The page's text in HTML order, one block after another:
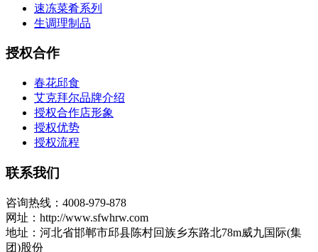
速冻菜肴系列
生调理制品
授权合作
春花邱食
艾克拜尔品牌介绍
授权合作店形象
授权优势
授权流程
联系我们
咨询热线：4008-979-878
网址：http://www.sfwhrw.com
地址：河北省邯郸市邱县陈村回族乡东路北78m威九国际(集
团)股份